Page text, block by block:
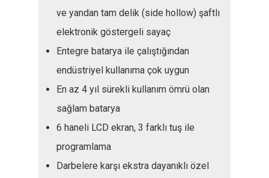
ve yandan tam delik (side hollow) şaftlı
elektronik göstergeli sayaç
Entegre batarya ile çalıştığından
endüstriyel kullanıma çok uygun
En az 4 yıl sürekli kullanım ömrü olan
sağlam batarya
6 haneli LCD ekran, 3 farklı tuş ile
programlama
Darbelere karşı ekstra dayanıklı özel